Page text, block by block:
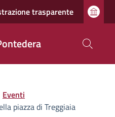
trasparente
Eventi
piazza di Treggiaia